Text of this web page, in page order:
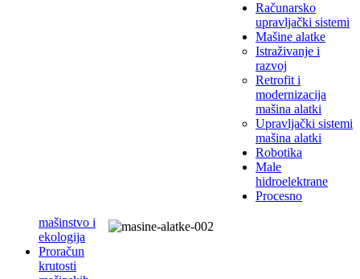
Računarsko
upravljački sistemi
Mašine alatke
Istraživanje i
razvoj
Retrofit i
modernizacija
mašina alatki
Upravljački sistemi
mašina alatki
Robotika
Male
hidroelektrane
Procesno
mašinstvo i
ekologija
Proračun
krutosti